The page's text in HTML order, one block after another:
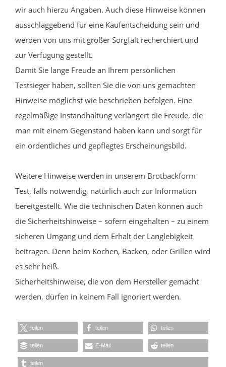
wir auch hierzu Angaben. Auch diese Hinweise können
ausschlaggebend für eine Kaufentscheidung sein und
werden von uns mit großer Sorgfalt recherchiert und
zur Verfügung gestellt.
Damit Sie lange Freude an Ihrem persönlichen
Testsieger haben, sollten Sie die von uns gemachten
Hinweise möglichst wie beschrieben befolgen. Eine
regelmäßige Instandhaltung verlängert die Freude, die
man mit einem Gegenstand haben kann und sorgt für
ein ordentliches und gepflegtes Erscheinungsbild.
Weitere Hinweise werden in unserem Brotbackform
Test, falls notwendig, natürlich auch zur Information
bereitgestellt. Wie die technischen Daten können auch
die Sicherheitshinweise – sofern eingehalten – zu einem
sicheren Umgang und dem Erhalt der Langlebigkeit
beitragen. Denn beim Kochen, Backen, oder Grillen wird
es sehr heiß.
Sicherheitshinweise, die von dem Hersteller gemacht
werden, dürfen in keinem Fall ignoriert werden.
teilen teilen teilen
teilen E-Mail teilen
teilen